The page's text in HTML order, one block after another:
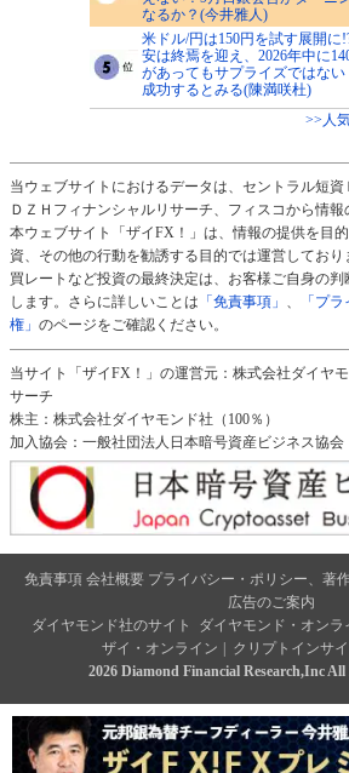
なるか？(今井雅人)
米ドル/円は150円を試す展開に
安は終焉を迎え、2026年中に
があってもサプライズではな
成功するとみる(陳満咲杜)
>>人
当ウェブサイトにおけるデータは、セントラル短資
ＤＺＨフィナンシャルリサーチ、フィスコから情報
本ウェブサイト「ザイFX！」は、情報の提供を目
資、その他の行動を勧誘する目的では運営してお
買レートなど投資の最終決定は、お客様ご自身の
します。さらに詳しいことは 「免責事項」 、
「プ
権」 のページをご確認ください。
当サイト「ザイFX！」の運営元：株式会社ダイヤ
サーチ
株主：株式会社ダイヤモンド社（100％）
加入協会：一般社団法人日本暗号資産ビジネス協会
免責事項 会社概要 プライバシー・ポリシー、著
広告のご案内
ダイヤモンド社のサイト
ダイヤモンド・オンラ
ザイ・オンライン | クリプトインサイ
2026 Diamond Financial Research,Inc All